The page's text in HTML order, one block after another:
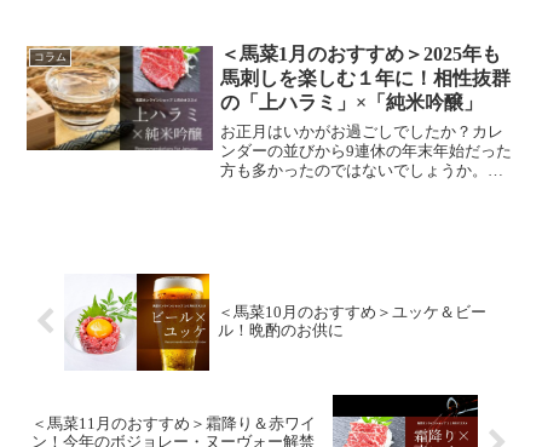
1日の終わりにはやっぱり、、ビール！そ
して晩酌のお供には...
コラム
＜馬菜1月のおすすめ＞2025年も
馬刺しを楽しむ１年に！相性抜群
の「上ハラミ」×「純米吟醸」
お正月はいかがお過ごしでしたか？カレ
ンダーの並びから9連休の年末年始だった
方も多かったのではないでしょうか。
＜馬菜10月のおすすめ＞ユッケ＆ビー
ル！晩酌のお供に
＜馬菜11月のおすすめ＞霜降り＆赤ワイ
ン！今年のボジョレー・ヌーヴォー解禁